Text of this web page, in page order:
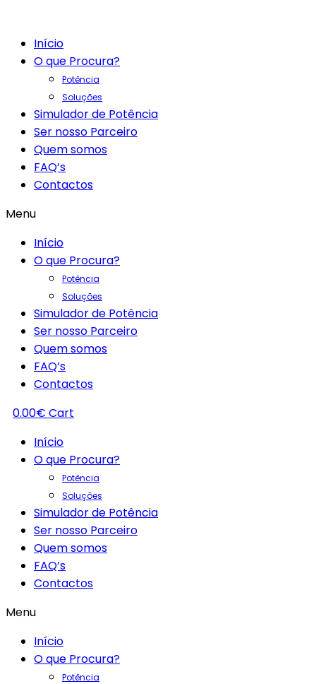
Início
O que Procura?
Potência
Soluções
Simulador de Potência
Ser nosso Parceiro
Quem somos
FAQ’s
Contactos
Menu
Início
O que Procura?
Potência
Soluções
Simulador de Potência
Ser nosso Parceiro
Quem somos
FAQ’s
Contactos
0.00€ Cart
Início
O que Procura?
Potência
Soluções
Simulador de Potência
Ser nosso Parceiro
Quem somos
FAQ’s
Contactos
Menu
Início
O que Procura?
Potência